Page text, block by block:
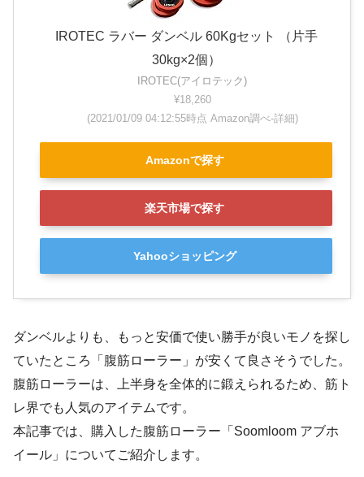
IROTEC ラバー ダンベル 60Kgセット （片手
30kg×2個）
IROTEC(アイロテック)
¥18,260
(2021/01/09 04:12:55時点 Amazon調べ-詳細)
Amazonで探す
楽天市場で探す
Yahooショッピング
ダンベルよりも、もっと安価で使い勝手が良いモノを探し
ていたところ「腹筋ローラー」が安くて良さそうでした。
腹筋ローラーは、上半身を全体的に鍛えられるため、筋ト
レ界でも人気のアイテムです。
本記事では、購入した腹筋ローラー「Soomloom アブホ
イール」についてご紹介します。